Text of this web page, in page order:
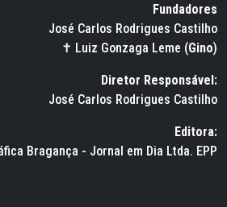
Fundadores
José Carlos Rodrigues Castilho
✝ Luiz Gonzaga Leme (Gino)
Diretor Responsável:
José Carlos Rodrigues Castilho
Editora:
Bragança - Jornal em Dia Ltda. EPP